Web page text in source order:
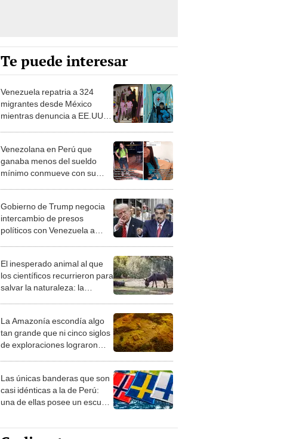
Te puede interesar
migrantes desde México
mientras denuncia a EE.UU.
por retener a niños
ganaba menos del sueldo
mínimo conmueve con su
historia de superación por su
hijo: "Una mamá de oro"
intercambio de presos
políticos con Venezuela a
cambio de inmigrantes
deportados a El Salvador
los científicos recurrieron para
salvar la naturaleza: la
reintroducción de un asno
salvaje está convirtiendo el
desierto en un paisaje con
más vida
tan grande que ni cinco siglos
de exploraciones lograron
encontrarlo: el hallazgo
podría cambiar todo lo que se
sabía sobre su pasado
casi idénticas a la de Perú:
una de ellas posee un escudo
muy similar